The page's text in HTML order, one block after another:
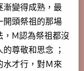
漸變得成熟，最
開頭祭祖的那場
，M認為祭祖都沒
尊敬和思念 ；
水才行，對Ｍ來